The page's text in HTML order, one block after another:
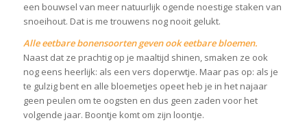
een bouwsel van meer natuurlijk ogende noestige staken van
snoeihout. Dat is me trouwens nog nooit gelukt.
Alle eetbare bonensoorten geven ook eetbare bloemen.
Naast dat ze prachtig op je maaltijd shinen, smaken ze ook
nog eens heerlijk: als een vers doperwtje. Maar pas op: als je
te gulzig bent en alle bloemetjes opeet heb je in het najaar
geen peulen om te oogsten en dus geen zaden voor het
volgende jaar. Boontje komt om zijn loontje.